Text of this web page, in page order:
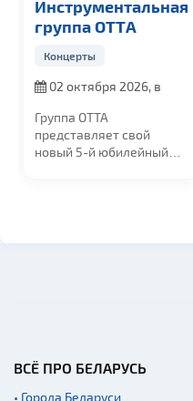
Инструментальная
группа OTTА
Концерты
02 октября 2026, в
Группа ОТТА
представляет свой
новый 5-й юбилейный
ВСЁ ПРО БЕЛАРУСЬ
• Города Беларуси